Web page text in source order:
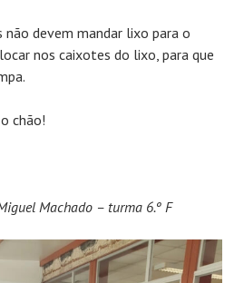
não devem mandar lixo para o
nos caixotes do lixo, para que
chão!
Machado – turma 6.º F